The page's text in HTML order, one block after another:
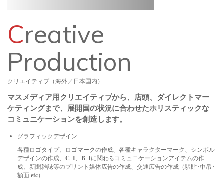
Creative
Production
クリエイティブ（海外／日本国内）
マスメディア用クリエイティブから、店頭、ダイレクトマー
ケティングまで、展開国の状況に合わせたホリスティックな
コミュニケーションを創造します。
グラフィックデザイン
各種ロゴタイプ、ロゴマークの作成、各種キャラクターマーク、シンボル
デザインの作成、C･I、B･Iに関わるコミュニケーションアイテムの作
成、新聞雑誌等のプリント媒体広告の作成、交通広告の作成（駅貼･中吊･
額面 etc）